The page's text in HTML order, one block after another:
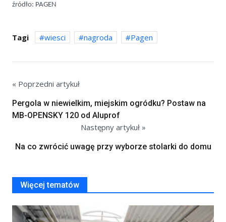
źródło: PAGEN
Tagi wiesci nagroda Pagen
« Poprzedni artykuł
Pergola w niewielkim, miejskim ogródku? Postaw na
MB-OPENSKY 120 od Aluprof
Następny artykuł »
Na co zwrócić uwagę przy wyborze stolarki do domu
Więcej tematów